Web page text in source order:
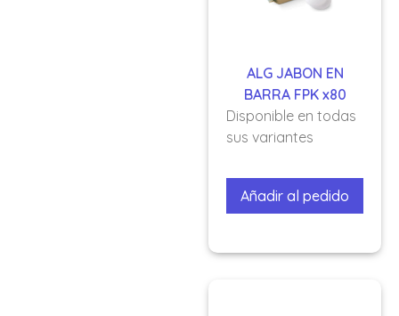
ALG JABON EN
BARRA FPK x80
Disponible en todas
sus variantes
Añadir al pedido